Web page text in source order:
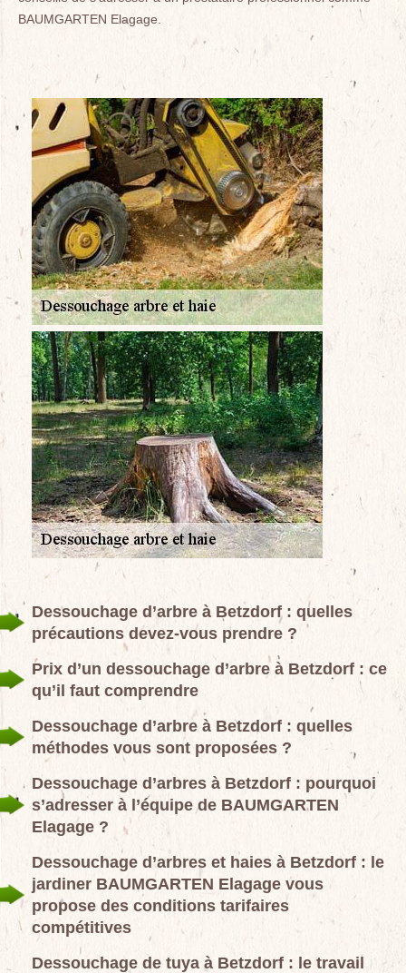
BAUMGARTEN Elagage.
Dessouchage d’arbre à Betzdorf : quelles
précautions devez-vous prendre ?
Prix d’un dessouchage d’arbre à Betzdorf : ce
qu’il faut comprendre
Dessouchage d’arbre à Betzdorf : quelles
méthodes vous sont proposées ?
Dessouchage d’arbres à Betzdorf : pourquoi
s’adresser à l’équipe de BAUMGARTEN
Elagage ?
Dessouchage d’arbres et haies à Betzdorf : le
jardiner BAUMGARTEN Elagage vous
propose des conditions tarifaires
compétitives
Dessouchage de tuya à Betzdorf : le travail